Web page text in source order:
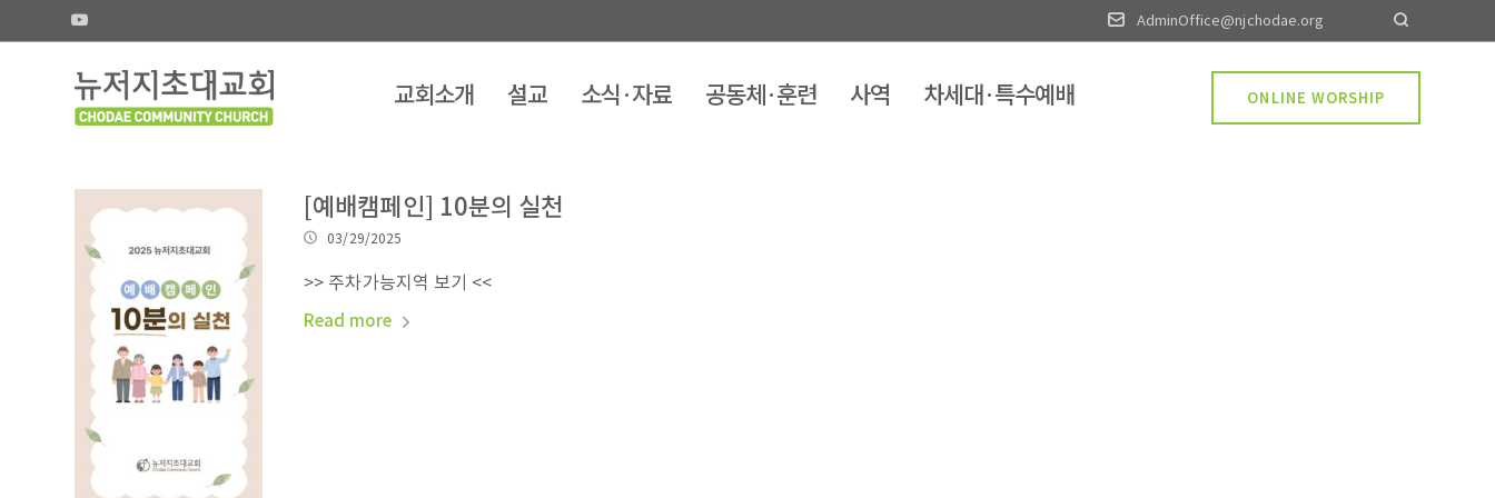
AdminOffice@njchodae.org
교회소개 설교 소식·자료 공동체·훈련 사역 차세대·특수예배 ONLINE WORSHIP
[예배캠페인] 10분의 실천
03/29/2025
>> 주차가능지역 보기 <<
Read more